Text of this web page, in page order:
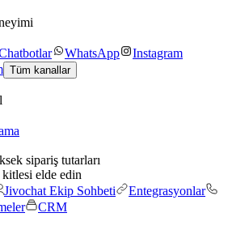
WhatsApp
Instagram
Tüm kanallar
sipariş tutarları
elde edin
Jivochat Ekip Sohbeti
Entegrasyonlar
CRM